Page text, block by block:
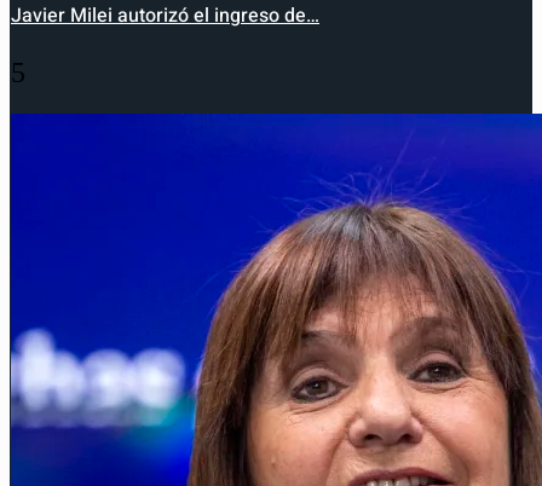
Javier Milei autorizó el ingreso de…
5